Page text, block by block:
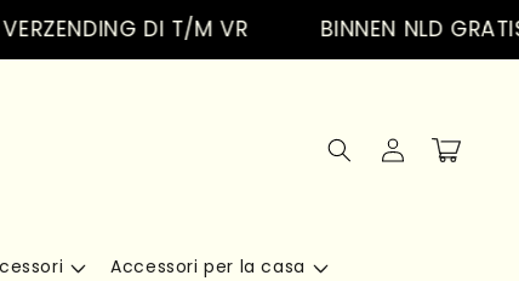
DI T/M VR BINNEN NLD GRATIS
Accessori per la casa
Accedi Carrello